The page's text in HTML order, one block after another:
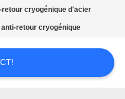
retour cryogénique d'acier
anti-retour cryogénique